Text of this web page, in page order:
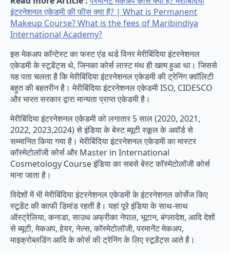
इंटरनेशनल एकेडमी की फीस क्या है? | What is Permanent
Makeup Course? What is the fees of Maribindiya
International Academy?
इस मेकअप कॉन्टेस्ट का फस्ट एंड थर्ड विनर मेरीबिंदिया इंटरनेशनल
एकेडमी के स्टूडेंट्स थे, जिनका कोर्स लास्ट मंथ ही खत्म हुआ था। जिससे
यह पता चलता है कि मेरीबिंदिया इंटरनेशनल एकेडमी की ट्रेनिंग क्वॉलिटी
बहुत की बहतरीन है। मेरीबिंदिया इंटरनेशनल एकेडमी ISO, CIDESCO
और भारत सरकार द्वारा मान्यता प्राप्त एकेडमी है।
मेरीबिंदिया इंटरनेशनल एकेडमी को लगातार 5 साल (2020, 2021,
2022, 2023,2024) से इंडिया के बेस्ट ब्यूटी स्कूल के अवॉर्ड से
सम्मानित किया गया है। मेरीबिंदिया इंटरनेशनल एकेडमी का मास्टर
कॉस्मेटोलॉजी कोर्स और Master in International
Cosmetology Course इंडिया का सबसे बेस्ट कॉस्मेटोलॉजी कोर्स
माना जाता है।
विदेशों में भी मेरीबिंदिया इंटरनेशनल एकेडमी के इंटरनेशनल कोर्सेज किए
स्टूडेंट की काफी डिमांड रहती है। यहां पूरे इंडिया के साथ-साथ
ऑस्ट्रेलिया, कनाडा, साउथ अफ्रीका नेपाल, भूटान, बंग्लादेश, आदि देशों
से ब्यूटी, मेकअप, हेयर, नेल्स, कॉस्मेटोलॉजी, परमानेंट मेकअप,
माइक्रोब्लडिंग आदि के कोर्स की ट्रेनिंग के लिए स्टूडेंट्स आते है।